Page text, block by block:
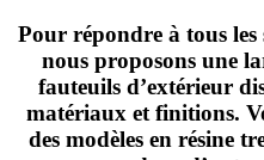
Pour répondre à tous les
nous proposons une
fauteuils d’extérieur
matériaux et finitions.
des modèles en résine